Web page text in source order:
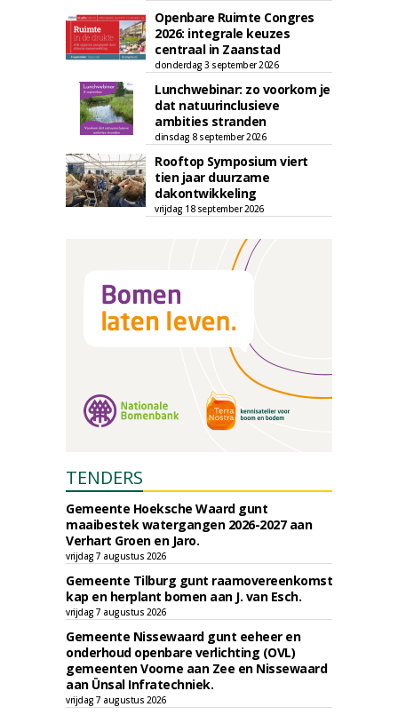
Openbare Ruimte Congres
2026: integrale keuzes
centraal in Zaanstad
donderdag 3 september 2026
Lunchwebinar: zo voorkom je
dat natuurinclusieve
ambities stranden
dinsdag 8 september 2026
Rooftop Symposium viert
tien jaar duurzame
dakontwikkeling
vrijdag 18 september 2026
TENDERS
Gemeente Hoeksche Waard gunt
maaibestek watergangen 2026-2027 aan
Verhart Groen en Jaro.
vrijdag 7 augustus 2026
Gemeente Tilburg gunt raamovereenkomst
kap en herplant bomen aan J. van Esch.
vrijdag 7 augustus 2026
Gemeente Nissewaard gunt eeheer en
onderhoud openbare verlichting (OVL)
gemeenten Voorne aan Zee en Nissewaard
aan Ünsal Infratechniek.
vrijdag 7 augustus 2026